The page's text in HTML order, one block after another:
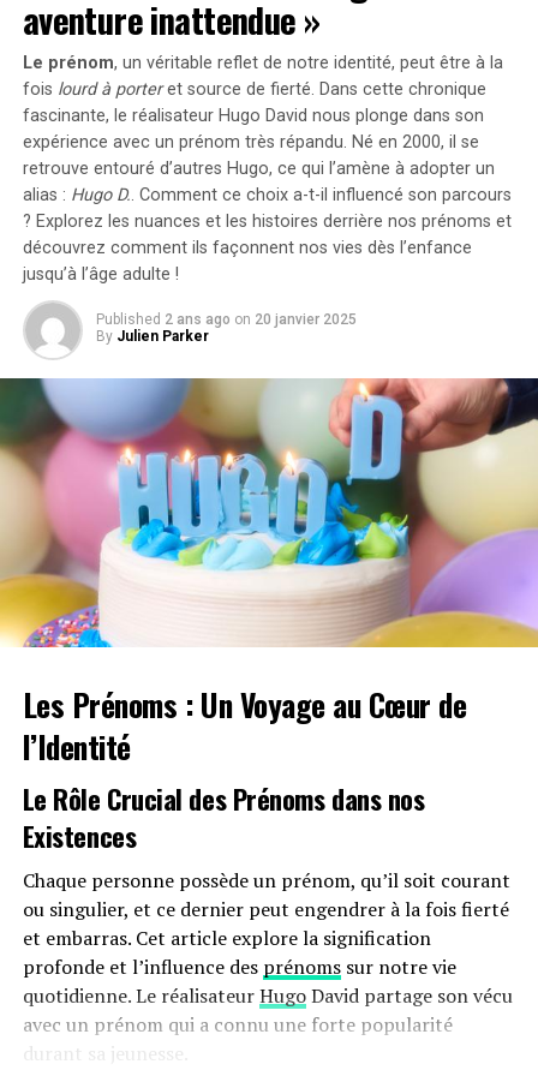
Concrètement,cette mesure permet aux sociétés
d’installer gratuitement des bornes de recharge pour
leurs employés sans impact fiscal. Les frais liés à
l’électricité pour ces recharges ne seront pas pris en
compte dans le calcul des avantages en nature. De plus,
un abattement de 50% sur ces avantages est maintenu
avec un plafond révisé à environ 2000 euros pour
l’année prochaine.
Accélération Vers une Mobilité Électrique
Cette initiative fait partie d’une stratégie globale visant
à promouvoir l’électrification du parc automobile
français. Cependant, les grandes entreprises
rencontrent encore des difficultés pour atteindre leurs
objectifs ; seulement 8% des nouveaux véhicules
immatriculés par ces entités étaient électriques en
2023. Ces incitations fiscales pourraient néanmoins
inciter davantage d’employeurs à franchir le
pas.Cependant, plusieurs défis demeurent concernant
les infrastructures nécessaires au chargement ainsi que
sur l’autonomie des véhicules et les perceptions parmi
bonus écologique pour les utilitaires et sa diminution
pour les particuliers pourraient freiner cet élan vers
une adoption plus large.
Avenir Prometteur Pour La Mobilité
Électrique
Malgré ces obstacles potentiels, il existe un optimisme
quant au futur de la mobilité électrique dans le milieu
professionnel. Les avancées technologiques continues
ainsi qu’un engagement croissant envers la durabilité
devraient continuer à favoriser cette tendance vers une
adoption accrue des véhicules écologiques.
aventure inattendue »
Le prénom, un véritable reflet de notre identité, peut être à la
fois lourd à porteret source de fierté. Dans cette chronique
fascinante, le réalisateur Hugo David nous plonge dans son
expérience avec un prénom très répandu. Né en 2000, il se
retrouve entouré d’autres Hugo, ce qui l’amène à adopter un
alias : Hugo D.. Comment ce choix a-t-il influencé son parcours
? Explorez les nuances et les histoires derrière nos prénoms et
découvrez comment ils façonnent nos vies dès l’enfance
jusqu’à l’âge adulte !
Published 2 ans ago on 20 janvier 2025
By Julien Parker
Les Prénoms : Un Voyage au Cœur de
l’Identité
Le Rôle Crucial des Prénoms dans nos
Existences
Chaque personne possède un prénom, qu’il soit courant
ou singulier, et ce dernier peut engendrer à la fois fierté
et embarras. Cet article explore la signification
profonde et l’influence des prénomssur notre vie
quotidienne. Le réalisateurHugoDavid partage son vécu
avec un prénom qui a connu une forte popularité
durant sa jeunesse.